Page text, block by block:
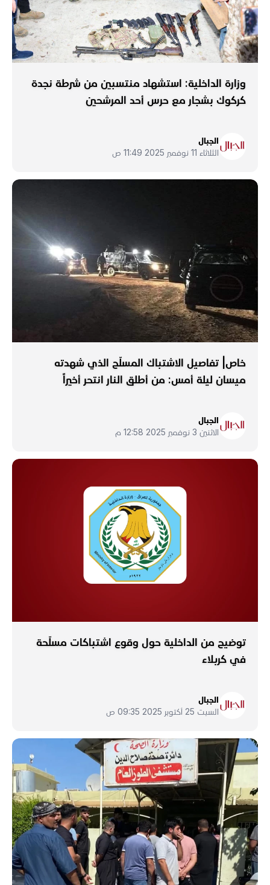
وزارة الداخلية: استشهاد منتسبين من شرطة نجدة
كركوك بشجار مع حرس أحد المرشحين
الجبال
الثلاثاء 11 نوفمبر 2025 11:49 ص
خاص| تفاصيل الاشتباك المسلّح الذي شهدته
ميسان ليلة أمس: من أطلق النار انتحر أخيراً
الجبال
الاثنين 3 نوفمبر 2025 12:58 م
توضيح من الداخلية حول وقوع اشتباكات مسلّحة
في كربلاء
الجبال
السبت 25 أكتوبر 2025 09:35 ص